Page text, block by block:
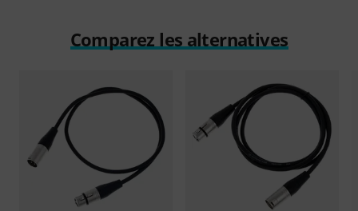
Comparez les alternatives